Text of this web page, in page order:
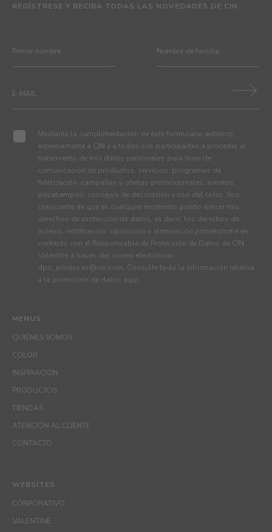
MENUS
QUIÉNES SOMOS
COLOR
INSPIRACIÓN
PRODUCTOS
TIENDAS
ATENCIÓN AL CLIENTE
CONTACTO
REGÍSTRESE Y RECIBA TODAS LAS NOVEDADES DE CIN
Mediante la cumplimentación de este formulario autorizo
expresamente a CIN y a todas sus participadas a proceder al
tratamiento de mis datos personales para fines de
comunicación de productos, servicios, programas de
fidelización, campañas y ofertas promocionales, eventos,
pasatiempos, consejos de decoración y uso del color. Soy
consciente de que en cualquier momento puedo ejercer mis
derechos de protección de datos, es decir, los derechos de
acceso, rectificación, oposición o eliminación poniéndome en
contacto con el Responsable de Protección de Datos de CIN
Valentine a través del correo electrónico
dpo_privacy.es@cin.com. Consulte toda la información relativa
a la protección de datos aquí.
WEBSITES
CORPORATIVO
VALENTINE